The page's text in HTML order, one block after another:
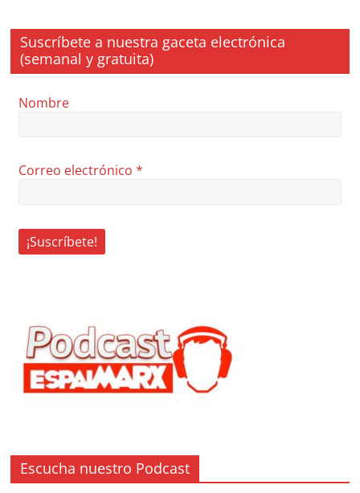
Suscríbete a nuestra gaceta electrónica
(semanal y gratuita)
Nombre
Correo electrónico*
Escucha nuestro Podcast